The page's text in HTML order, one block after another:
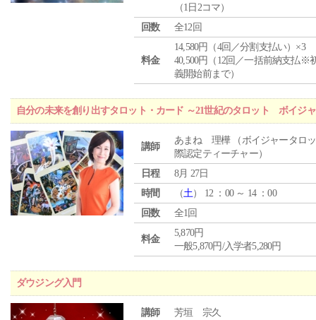
（1日2コマ）
回数
全12回
料金
14,580円（4回／分割支払い）×3
40,500円（12回／一括前納支払※
義開始前まで）
自分の未来を創り出すタロット・カード ～21世紀のタロット ボイジ
講師
あまね 理樺 （ボイジャータロ
際認定ティーチャー）
日程
8月 27日
時間
（土） 12 ：00 ～ 14 ：00
回数
全1回
料金
5,870円
一般5,870円/入学者5,280円
ダウジング入門
講師
芳垣 宗久